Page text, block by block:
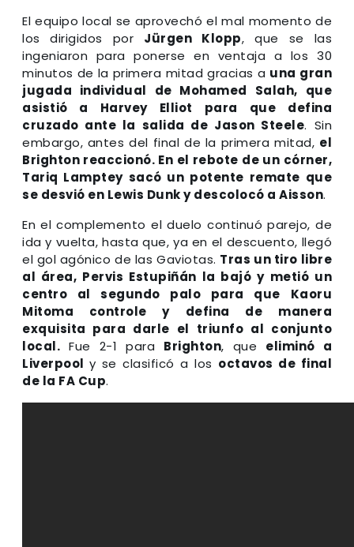
El equipo local se aprovechó el mal momento de
los dirigidos por Jürgen Klopp, que se las
ingeniaron para ponerse en ventaja a los 30
minutos de la primera mitad gracias a una gran
jugada individual de Mohamed Salah, que
asistió a Harvey Elliot para que defina
cruzado ante la salida de Jason Steele. Sin
embargo, antes del final de la primera mitad, el
Brighton reaccionó. En el rebote de un córner,
Tariq Lamptey sacó un potente remate que
se desvió en Lewis Dunk y descolocó a Aisson.
En el complemento el duelo continuó parejo, de
ida y vuelta, hasta que, ya en el descuento, llegó
el gol agónico de las Gaviotas. Tras un tiro libre
al área, Pervis Estupiñán la bajó y metió un
centro al segundo palo para que Kaoru
Mitoma controle y defina de manera
exquisita para darle el triunfo al conjunto
local. Fue 2-1 para Brighton, que eliminó a
Liverpool y se clasificó a los octavos de final
de la FA Cup.